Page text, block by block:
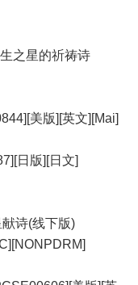
之星的祈祷诗
美版][英文][Mai]
日版][日文]
诗(线下版)